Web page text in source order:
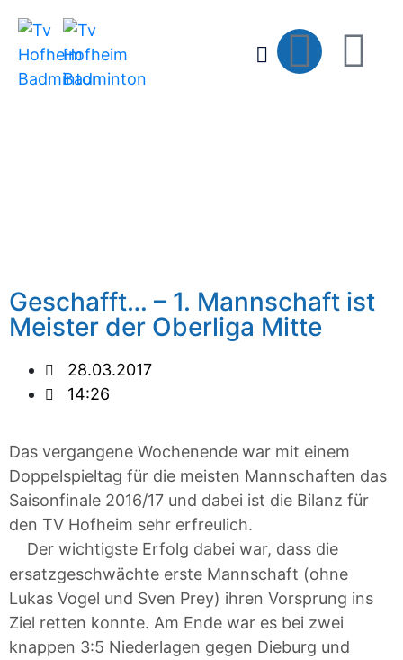
Geschafft… – 1. Mannschaft ist
Meister der Oberliga Mitte
28.03.2017
14:26
Das vergangene Wochenende war mit einem
Doppelspieltag für die meisten Mannschaften das
Saisonfinale 2016/17 und dabei ist die Bilanz für
den TV Hofheim sehr erfreulich.
Der wichtigste Erfolg dabei war, dass die
ersatzgeschwächte erste Mannschaft (ohne
Lukas Vogel und Sven Prey) ihren Vorsprung ins
Ziel retten konnte. Am Ende war es bei zwei
knappen 3:5 Niederlagen gegen Dieburg und